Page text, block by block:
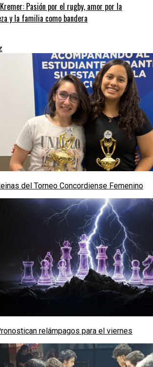
Pasión por el rugby, amor por la
y la familia como bandera
del Torneo Concordiense Femenino
relámpagos para el viernes